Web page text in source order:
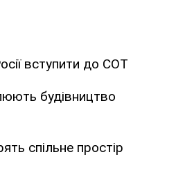
вступити до СОТ
будівництво
спільне простір